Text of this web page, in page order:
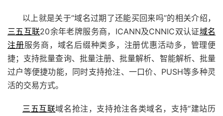
以上就是关于“域名过期了还能买回来吗”的相关介绍，
三五互联20余年老牌服务商，ICANN及CNNIC双认证域名
注册服务商，域名后缀种类多，注册优惠活动多，管理便
捷；支持批量查询、批量注册、批量解析、智能解析、批量
过户等便捷功能，同时支持抢注、一口价、PUSH等多种灵
活的交易方式。
三五互联域名抢注，支持抢注各类域名，支持“建站历